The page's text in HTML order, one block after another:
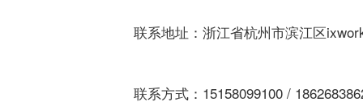
联系地址：浙江省杭州市滨江区
联系方式： 15158099100 /